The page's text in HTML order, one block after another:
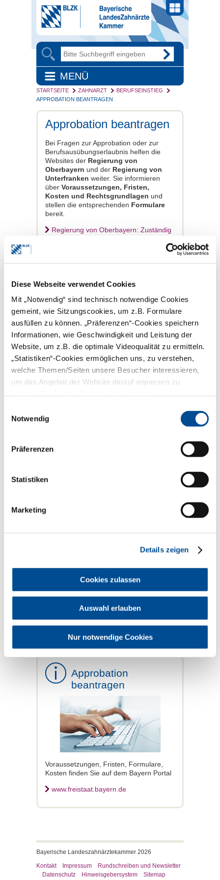
Diese Webseite verwendet Cookies
Mit „Notwendig“ sind technisch notwendige Cookies
gemeint, wie Sitzungscookies, um z.B. Formulare
ausfüllen zu können. „Präferenzen“-Cookies speichern
Informationen, wie Geschwindigkeit und Leistung der
Website, um z.B. die optimale Videoqualität zu ermitteln.
„Statistiken“-Cookies ermöglichen uns, zu verstehen,
welche Themen/Seiten unsere Besucher interessieren,
um das Angebot der Website darauf anpassen zu
Notwendig
Präferenzen
Statistiken
Marketing
Details zeigen
Cookies zulassen
Auswahl erlauben
Nur notwendige Cookies
MENÜ
STARTSEITE ZAHNARZT
BERUFSEINSTIEG
APPROBATION BEANTRAGEN
Approbation beantragen
Bei Fragen zur Approbation oder zur
Berufsausübungserlaubnis helfen die
Websites der Regierung von
Oberbayern und der Regierung von
Unterfranken weiter. Sie informieren
über Voraussetzungen, Fristen,
Kosten und Rechtsgrundlagen und
stellen die entsprechenden Formulare
bereit.
Regierung von Oberbayern: Zuständig
bei Studienabschluss an der Friedrich-
oder an der Julius-Maximilians-
Universität Würzburg
Wer Zahnmedizin im Ausland studiert hat,
kann sich bei„Berufszulassung bei
Approbation bzw. eine Erlaubnis zur
vorübergehenden Ausübung der
Zahnheilkunde informieren.
Meldung beim Zahnärztlichen
Bezirksverband
Zahnärzte beim zuständigen
Tätigkeitsort. Wer noch nicht zahnärztlich
Famulatur Zahnmedizin
Studium und Hochschule
Assistenzzeit
Berufszulassung bei ausländischem
Studium
Approbation
beantragen
Voraussetzungen, Fristen, Formulare,
Kosten finden Sie auf dem Bayern Portal
www.freistaat.bayern.de
Bayerische Landeszahnärztekammer 2026
Kontakt
Impressum
Rundschreiben und Newsletter
Datenschutz
Hinweisgebersystem Sitemap